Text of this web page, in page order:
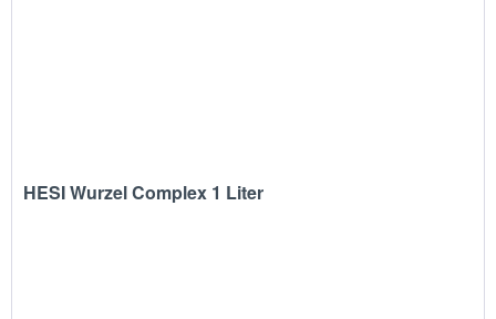
HESI Wurzel Complex 1 Liter